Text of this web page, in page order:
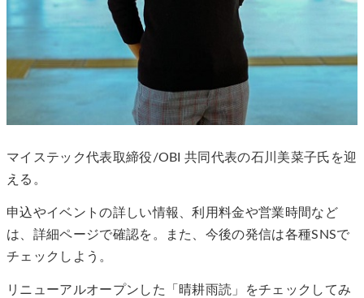
マイステック代表取締役/OBI 共同代表の石川美菜子氏を迎
える。
申込やイベントの詳しい情報、利用料金や営業時間など
は、詳細ページで確認を。また、今後の発信は各種SNSで
チェックしよう。
リニューアルオープンした「晴耕雨読」をチェックしてみ